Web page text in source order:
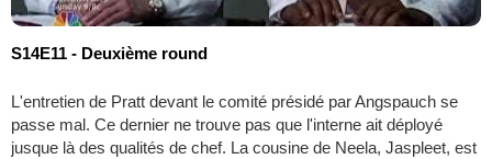
S14E11 - Deuxième round
L'entretien de Pratt devant le comité présidé par Angspauch se
passe mal. Ce dernier ne trouve pas que l'interne ait déployé
jusque là des qualités de chef. La cousine de Neela, Jaspleet, est